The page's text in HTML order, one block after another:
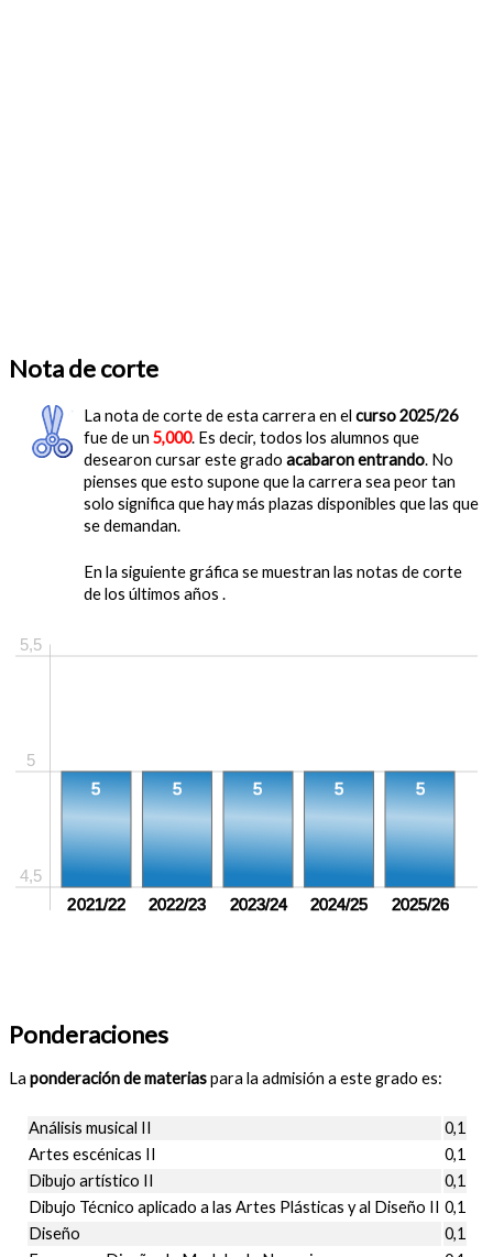
Nota de corte
La nota de corte de esta carrera en el curso 2025/26
fue de un 5,000. Es decir, todos los alumnos que
desearon cursar este grado acabaron entrando. No
pienses que esto supone que la carrera sea peor tan
solo significa que hay más plazas disponibles que las que
se demandan.
En la siguiente gráfica se muestran las notas de corte
de los últimos años .
5,5
4,5
5
5
5 5 5 5
2021/22 2022/23 2023/24 2024/25 2025/26
Ponderaciones
La ponderación de materiaspara la admisión a este grado es:
Análisis musical II
0,1
Artes escénicas II
0,1
Dibujo artístico II
0,1
Dibujo Técnico aplicado a las Artes Plásticas y al Diseño II 0,1
Diseño
0,1